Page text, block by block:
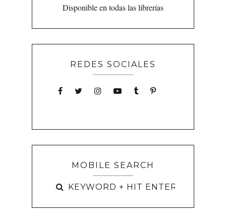
Disponible en todas las librerías
REDES SOCIALES
MOBILE SEARCH